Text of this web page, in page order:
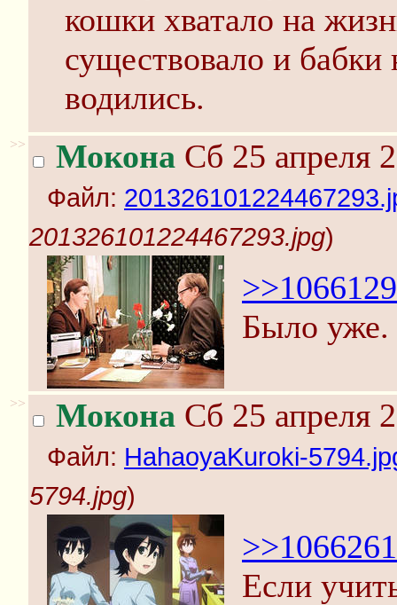
кошки хватало на
существовало и бабки
водились.
>> Мокона Сб 25 апреля
Файл:
201326101224467293.jpg)
>>1066129
Было уже.
>> Мокона Сб 25 апреля
Файл: HahaoyaKuroki-
5794.jpg)
>>1066261
Если